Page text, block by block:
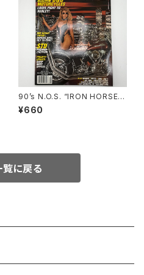
90’s N.O.S. “IRON HORSE”
magazine #150(Apr.’93 iss
ue)
¥660
に戻る